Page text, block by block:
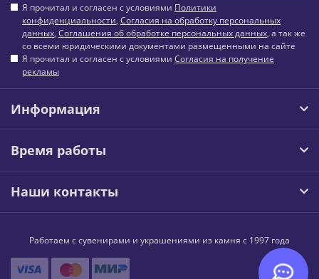
Я прочитал и согласен с условиями Политики
конфиденциальности, Согласия на обработку персональных
данных, Соглашения об обработке персональных данных, а так же
со всеми юридическими документами размещенными на сайте
Я прочитал и согласен с условиями Согласия на получение
рекламы
Информация
Время работы
Наши контакты
Работаем с сувенирами и украшениями из камня с 1997 года